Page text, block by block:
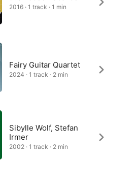
2016 · 1 track · 1 min
Fairy Guitar Quartet
2024 · 1 track · 2 min
Sibylle Wolf, Stefan
Irmer
2002 · 1 track · 2 min